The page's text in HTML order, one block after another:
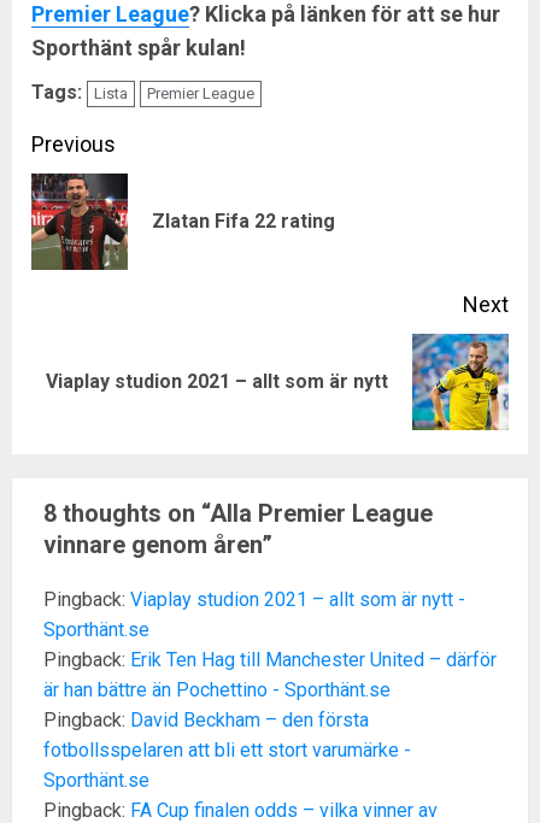
Premier League? Klicka på länken för att se hur
Sporthänt spår kulan!
Tags: Lista Premier League
Continue
Reading
Previous
Zlatan Fifa 22 rating
Next
Next
Viaplay studion 2021 – allt som är nytt
8 thoughts on “Alla Premier League
vinnare genom åren”
Pingback: Viaplay studion 2021 – allt som är nytt -
Sporthänt.se
Pingback: Erik Ten Hag till Manchester United – därför
är han bättre än Pochettino - Sporthänt.se
Pingback: David Beckham – den första
fotbollsspelaren att bli ett stort varumärke -
Sporthänt.se
Pingback: FA Cup finalen odds – vilka vinner av